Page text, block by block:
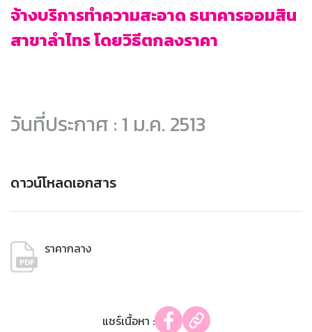
จ้างบริการทำความสะอาด ธนาคารออมสิน
สาขาลำไทร โดยวิธีตกลงราคา
วันที่ประกาศ : 1 ม.ค. 2513
ดาวน์โหลดเอกสาร
ราคากลาง
แชร์เนื้อหา :